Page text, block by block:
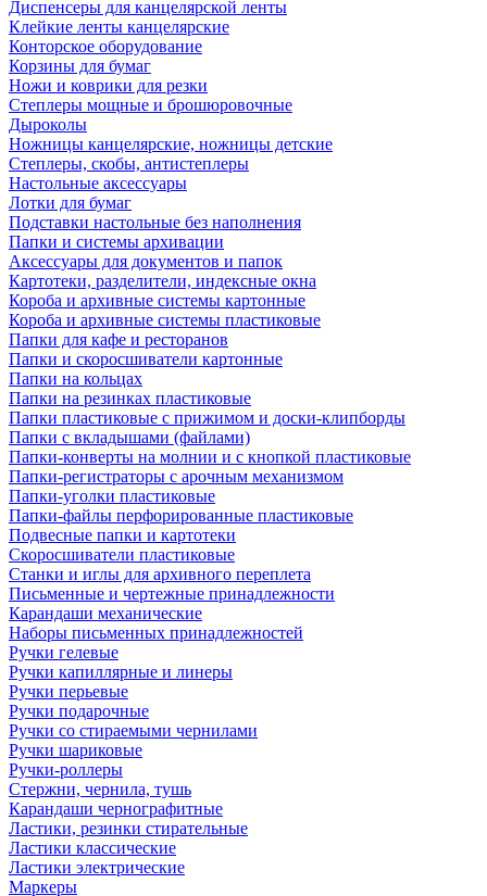
Диспенсеры для канцелярской ленты
Клейкие ленты канцелярские
Конторское оборудование
Корзины для бумаг
Ножи и коврики для резки
Степлеры мощные и брошюровочные
Дыроколы
Ножницы канцелярские, ножницы детские
Степлеры, скобы, антистеплеры
Настольные аксессуары
Лотки для бумаг
Подставки настольные без наполнения
Папки и системы архивации
Аксессуары для документов и папок
Картотеки, разделители, индексные окна
Короба и архивные системы картонные
Короба и архивные системы пластиковые
Папки для кафе и ресторанов
Папки и скоросшиватели картонные
Папки на кольцах
Папки на резинках пластиковые
Папки пластиковые с прижимом и доски-клипборды
Папки с вкладышами (файлами)
Папки-конверты на молнии и с кнопкой пластиковые
Папки-регистраторы с арочным механизмом
Папки-уголки пластиковые
Папки-файлы перфорированные пластиковые
Подвесные папки и картотеки
Скоросшиватели пластиковые
Станки и иглы для архивного переплета
Письменные и чертежные принадлежности
Карандаши механические
Наборы письменных принадлежностей
Ручки гелевые
Ручки капиллярные и линеры
Ручки перьевые
Ручки подарочные
Ручки со стираемыми чернилами
Ручки шариковые
Ручки-роллеры
Стержни, чернила, тушь
Карандаши чернографитные
Ластики, резинки стирательные
Ластики классические
Ластики электрические
Маркеры